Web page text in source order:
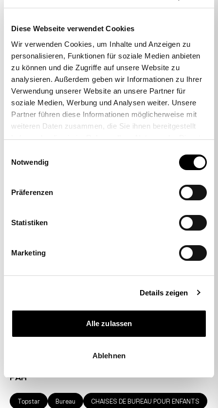
Diese Webseite verwendet Cookies
Wir verwenden Cookies, um Inhalte und Anzeigen zu
personalisieren, Funktionen für soziale Medien anbieten
zu können und die Zugriffe auf unsere Website zu
analysieren. Außerdem geben wir Informationen zu Ihrer
Verwendung unserer Website an unsere Partner für
soziale Medien, Werbung und Analysen weiter. Unsere
Partner führen diese Informationen möglicherweise mit
weiteren Daten zusammen, die Sie ihnen bereitgestellt
haben oder die sie im Rahmen Ihrer Nutzung der Dienste
Notwendig
Präferenzen
Statistiken
Marketing
Details zeigen
Alle zulassen
Ablehnen
« grandes » 11 mm
29,00 € 17,95 €
-50%
PAR
Topstar Bureau CHAISES DE BUREAU POUR ENFANTS